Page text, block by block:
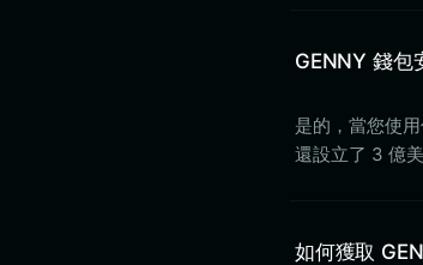
GENNY 錢包
是的，當您使
還設立了 3 億
如何獲取